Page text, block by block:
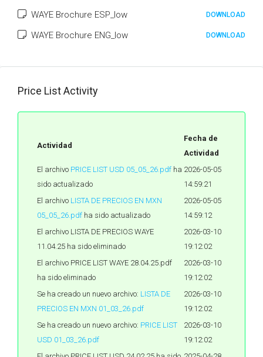
WAYE Brochure ESP_low DOWNLOAD
WAYE Brochure ENG_low DOWNLOAD
Price List Activity
Actividad
Fecha de
Actividad
El archivo PRICE LIST USD 05_05_26.pdf ha
sido actualizado
2026-05-05
14:59:21
El archivo LISTA DE PRECIOS EN MXN
05_05_26.pdf ha sido actualizado
2026-05-05
14:59:12
El archivo LISTA DE PRECIOS WAYE
11.04.25 ha sido eliminado
2026-03-10
19:12:02
El archivo PRICE LIST WAYE 28.04.25.pdf
ha sido eliminado
2026-03-10
19:12:02
Se ha creado un nuevo archivo: LISTA DE
PRECIOS EN MXN 01_03_26.pdf
2026-03-10
19:12:02
Se ha creado un nuevo archivo: PRICE LIST
USD 01_03_26.pdf
2026-03-10
19:12:02